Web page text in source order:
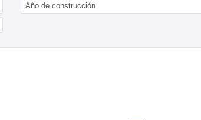
Año de construcción